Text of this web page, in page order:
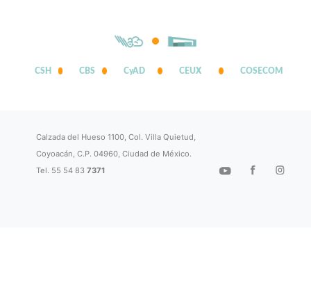
CSH CBS CyAD CEUX COSECOM
Calzada del Hueso 1100, Col. Villa Quietud,
Coyoacán, C.P. 04960, Ciudad de México.
Tel. 55 54 837371